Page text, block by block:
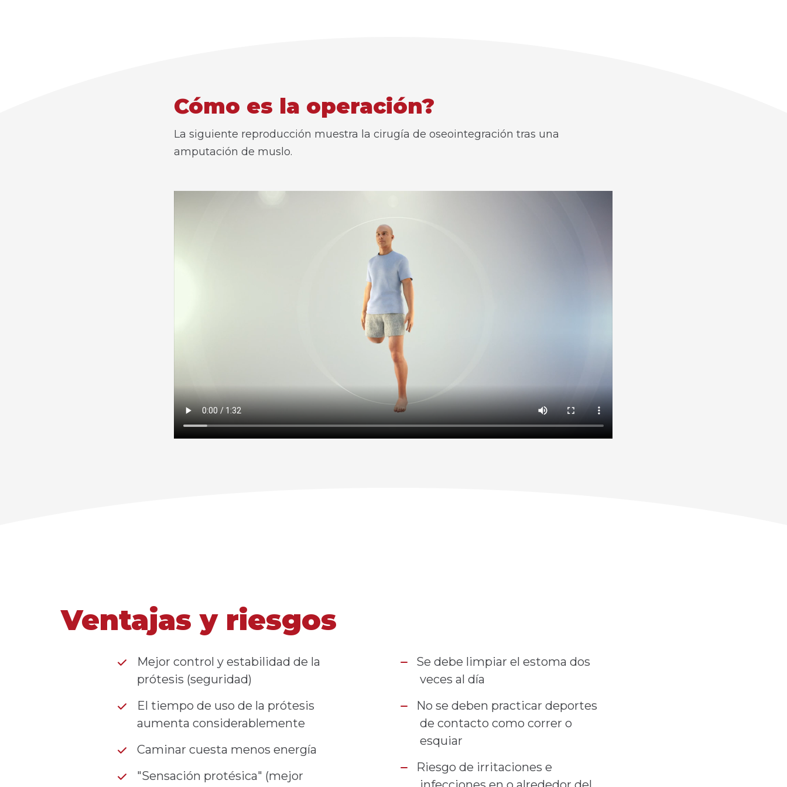
Cómo es la operación?
La siguiente reproducción muestra la cirugía de oseointegración tras una
amputación de muslo.
Ventajas y riesgos
Mejor control y estabilidad de la
prótesis (seguridad)
El tiempo de uso de la prótesis
aumenta considerablemente
Caminar cuesta menos energía
"Sensación protésica" (mejor
Se debe limpiar el estoma dos
veces al día
No se deben practicar deportes
de contacto como correr o
esquiar
Riesgo de irritaciones e